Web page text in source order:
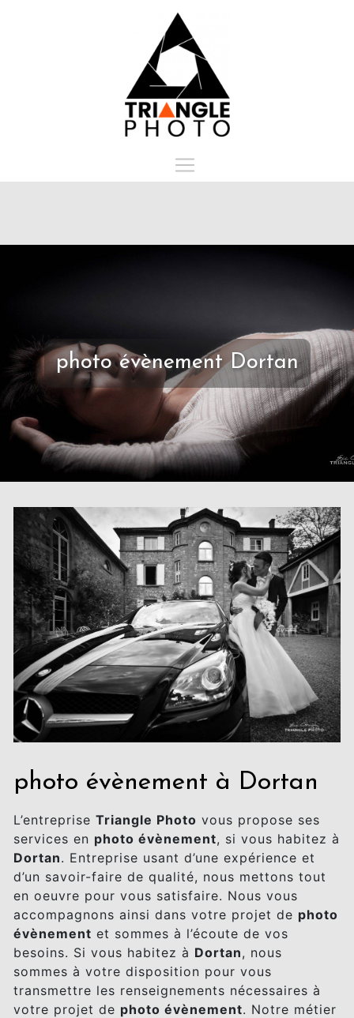
Panneau de gestion des cookies
photo évènement Dortan
photo évènement à Dortan
L’entreprise Triangle Photo vous propose ses
services en photo évènement, si vous habitez à
Dortan. Entreprise usant d’une expérience et
d’un savoir-faire de qualité, nous mettons tout
en oeuvre pour vous satisfaire. Nous vous
accompagnons ainsi dans votre projet de photo
évènement et sommes à l’écoute de vos
besoins. Si vous habitez à Dortan, nous
sommes à votre disposition pour vous
transmettre les renseignements nécessaires à
votre projet de photo évènement. Notre métier